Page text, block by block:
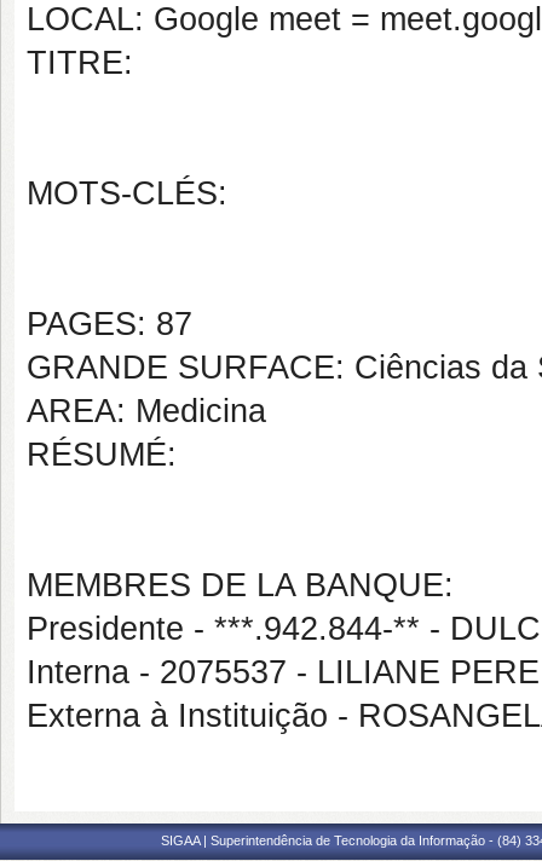
LOCAL: Google meet =
TITRE:
MOTS-CLÉS:
PAGES: 87
GRANDE SURFACE: Ciências da
AREA: Medicina
RÉSUMÉ:
MEMBRES DE LA BANQUE:
Presidente - ***.942.844-** -
Interna - 2075537 - LILIANE
Externa à Instituição -
SIGAA | Superintendência de Tecnologia da Informação - (84)